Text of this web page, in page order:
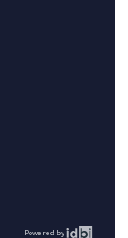
Powered by